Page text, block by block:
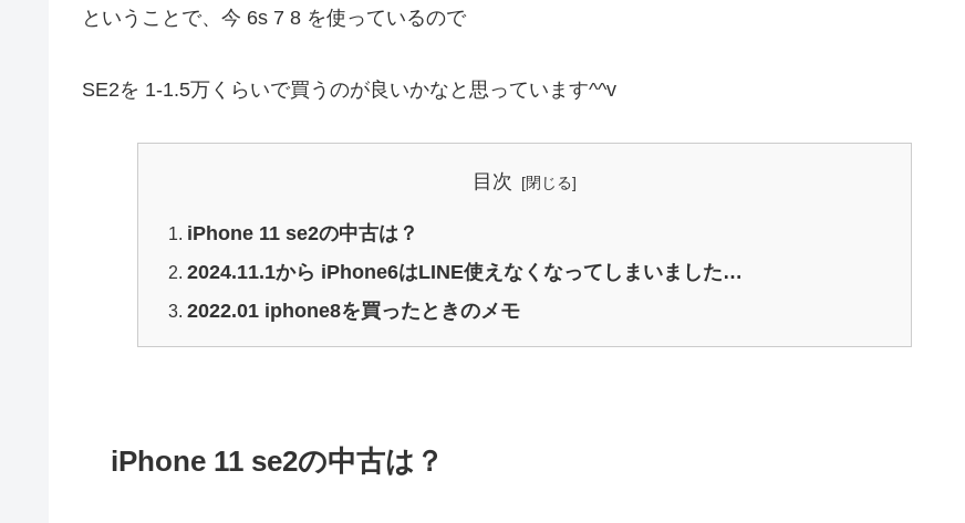
ということで、今 6s 7 8 を使っているので
SE2を 1-1.5万くらいで買うのが良いかなと思っています^^v
目次
iPhone 11 se2の中古は？
2024.11.1から iPhone6はLINE使えなくなってしまいました…
2022.01 iphone8を買ったときのメモ
iPhone 11 se2の中古は？